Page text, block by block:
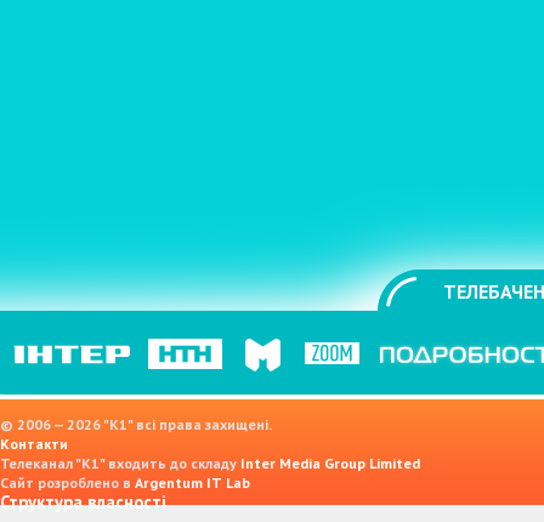
© 2006 — 2026 "K1" всі права захищені.
Контакти
Телеканал "К1" входить до складу Inter Media Group Limited
Сайт розроблено в Argentum IT Lab
Структура власності